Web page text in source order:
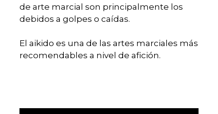
de arte marcial son principalmente los
debidos a golpes o caídas.
El aikido es una de las artes marciales más
recomendables a nivel de afición.